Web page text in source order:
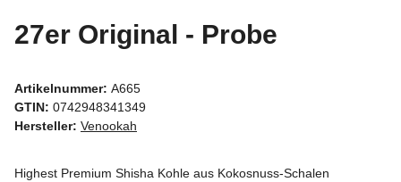
27er Original - Probe
Artikelnummer: A665
GTIN: 0742948341349
Hersteller: Venookah
Highest Premium Shisha Kohle aus Kokosnuss-Schalen